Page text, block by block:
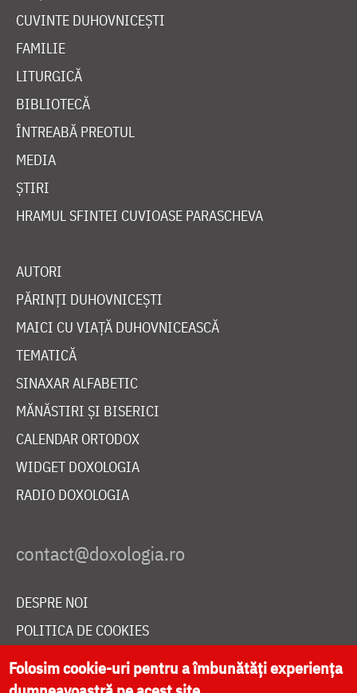
CUVINTE DUHOVNICEȘTI
FAMILIE
LITURGICĂ
BIBLIOTECĂ
ÎNTREABĂ PREOTUL
MEDIA
ȘTIRI
HRAMUL SFINTEI CUVIOASE PARASCHEVA
AUTORI
PĂRINȚI DUHOVNICEȘTI
MAICI CU VIAȚĂ DUHOVNICEASCĂ
TEMATICĂ
SINAXAR ALFABETIC
MĂNĂSTIRI ȘI BISERICI
CALENDAR ORTODOX
WIDGET DOXOLOGIA
RADIO DOXOLOGIA
DESPRE NOI
POLITICA DE COOKIES
DONEAZĂ ONLINE PENTRU CATEDRALA NAȚIONALĂ
Folosim cookie-uri pentru a îmbunătăți experiența